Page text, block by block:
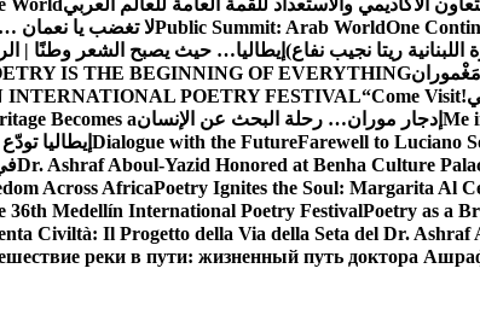
الأكاديمي والاستعداد للقمة العامة للعالم العربيWorld
Public Summit: Arab WorldOne لا تغضب يا نعمان
ريتا نجيب نفاع) إيطاليا… حيث يصبح الشعر وطنًا |
IS THE BEGINNING OF EVERYTHING
POETRY FESTIVAL“Come Visit
Me إدجار موران… رحلة البحث عن الإنسانBecomes a
Dialogue with the FutureFarewell to Luciano إيطاليا
Dr. Ashraf Aboul-Yazid Honored at Benha Culture
Across AfricaPoetry Ignites the Soul: Margarita Al
36th Medellín International Poetry FestivalPoetry as a
Civiltà: Il Progetto della Via della Seta del Dr. Ashraf
реки в пути: жизненный путь доктора